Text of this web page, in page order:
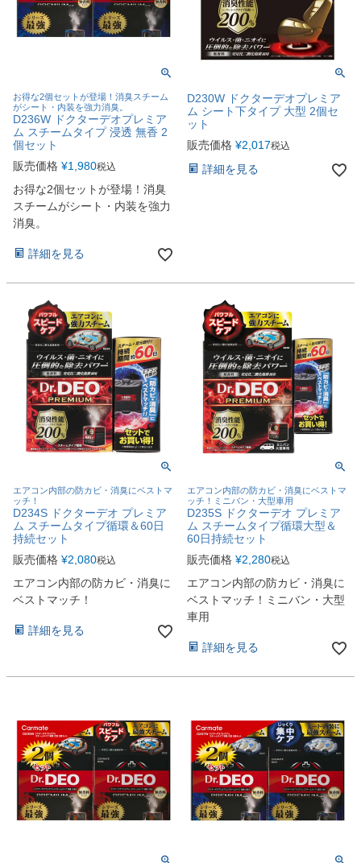
お得な2個セットが登場！消臭スチーム
がシート・内装を強力消臭。
D236W ドクターデオプレミア
ム スチームタイプ 浸透 無香 2
個セット
販売価格 ¥1,980税込
お得な2個セットが登場！消臭
スチームがシート・内装を強力
消臭。
詳細を見る
D230W ドクターデオプレミア
ム シート下タイプ 大型 2個セ
ット
販売価格 ¥2,017税込
詳細を見る
エアコン内部の防カビ・消臭にベストマ
ッチ！
D234S ドクターデオ プレミア
ム スチームタイプ循環＆60日
持続セット
販売価格 ¥2,080税込
エアコン内部の防カビ・消臭に
ベストマッチ！
詳細を見る
エアコン内部の防カビ・消臭にベストマ
ッチ！ミニバン・大型車用
D235S ドクターデオ プレミア
ム スチームタイプ循環大型＆
60日持続セット
販売価格 ¥2,280税込
エアコン内部の防カビ・消臭に
ベストマッチ！ミニバン・大型
車用
詳細を見る